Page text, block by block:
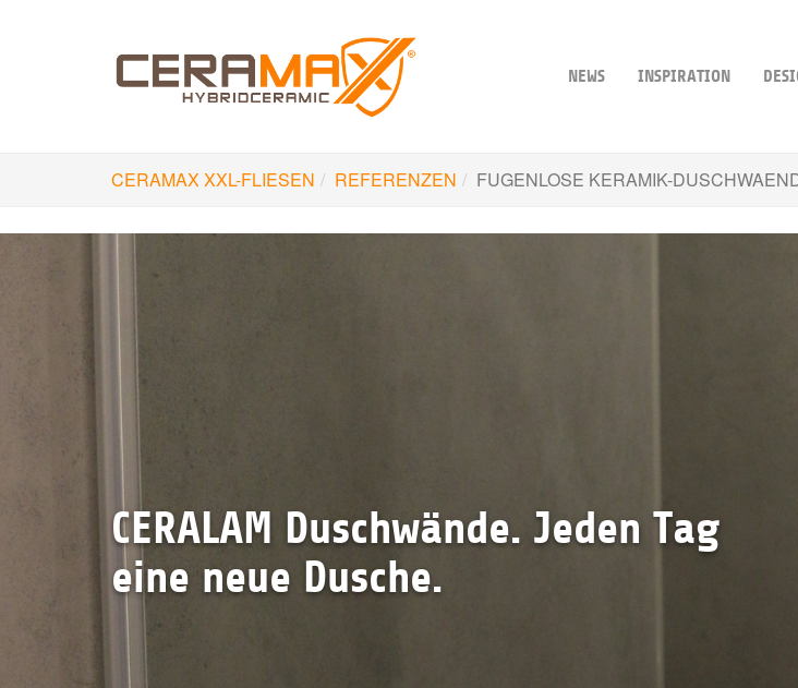
NEWS INSPIRATION
CERAMAX XXL-FLIESEN REFERENZEN FUGENLOSE KERAMIK-
CERALAM Duschwände. Jeden Tag
eine neue Dusche.